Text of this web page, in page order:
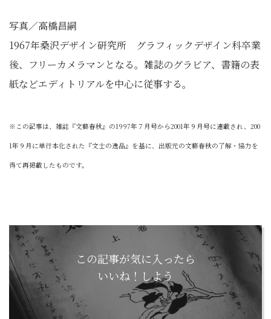
写真／高橋昌嗣
1967年桑沢デザイン研究所 グラフィックデザイン科卒業
後、フリーカメラマンとなる。雑誌のグラビア、書籍の表
紙などエディトリアルを中心に従事する。
※この記事は、雑誌『文藝春秋』の1997年７月号から2001年９月号に連載され、200
1年９月に単行本化された『文士の逸品』を基に、出版元の文藝春秋の了解・協力を
得て再掲載したものです。
この記事が気に入ったら
いいね！しよう